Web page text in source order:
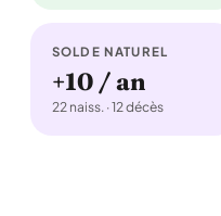
SOLDE NATUREL
+10 / an
22 naiss. · 12 décès